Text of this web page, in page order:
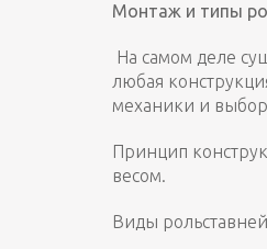
Монтаж и типы
На самом деле
любая
механики и
Принцип
весом.
Виды